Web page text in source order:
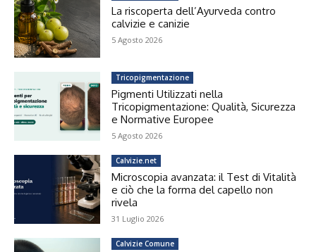
La riscoperta dell’Ayurveda contro
calvizie e canizie
5 Agosto 2026
Tricopigmentazione
Pigmenti Utilizzati nella
Tricopigmentazione: Qualità, Sicurezza
e Normative Europee
5 Agosto 2026
Calvizie.net
Microscopia avanzata: il Test di Vitalità
e ciò che la forma del capello non
rivela
31 Luglio 2026
Calvizie Comune